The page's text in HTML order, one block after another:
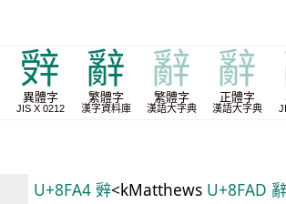
辤
異體字
JIS X 0212
辭
繁體字
漢字資料庫
辭
繁體字
漢語大字典
辭
正體字
漢語大字典
U+8FA4 辤<kMatthews U+8FAD 辭